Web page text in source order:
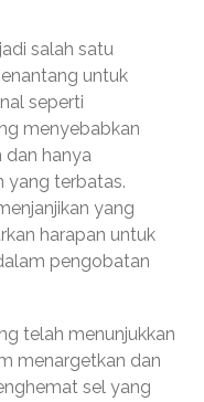
salah satu
untuk
seperti
menyebabkan
dan hanya
yang terbatas.
yang
harapan untuk
pengobatan
telah menunjukkan
menargetkan dan
sel yang